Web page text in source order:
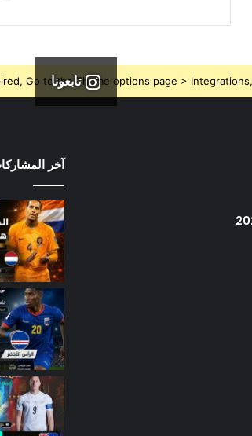
تابعونا
Go to the Theme options page >
آخر